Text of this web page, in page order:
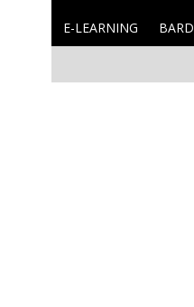
E-LEARNING